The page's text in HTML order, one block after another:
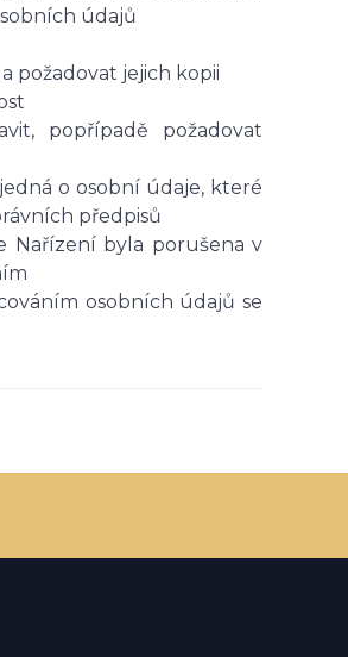
údajů
požadovat jejich kopii
popřípadě požadovat
o osobní údaje, které
předpisů
Nařízení byla porušena v
osobních údajů se